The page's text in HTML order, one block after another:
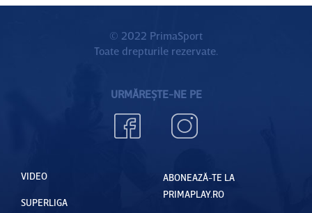
© 2022 PrimaSport
Toate drepturile rezervate.
URMĂREȘTE-NE PE
VIDEO
SUPERLIGA
ABONEAZĂ-TE LA
PRIMAPLAY.RO